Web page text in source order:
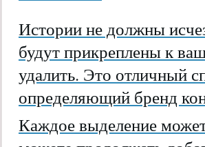
Истории не должны
будут прикреплены к
удалить. Это отличный
определяющий бренд
Каждое выделение